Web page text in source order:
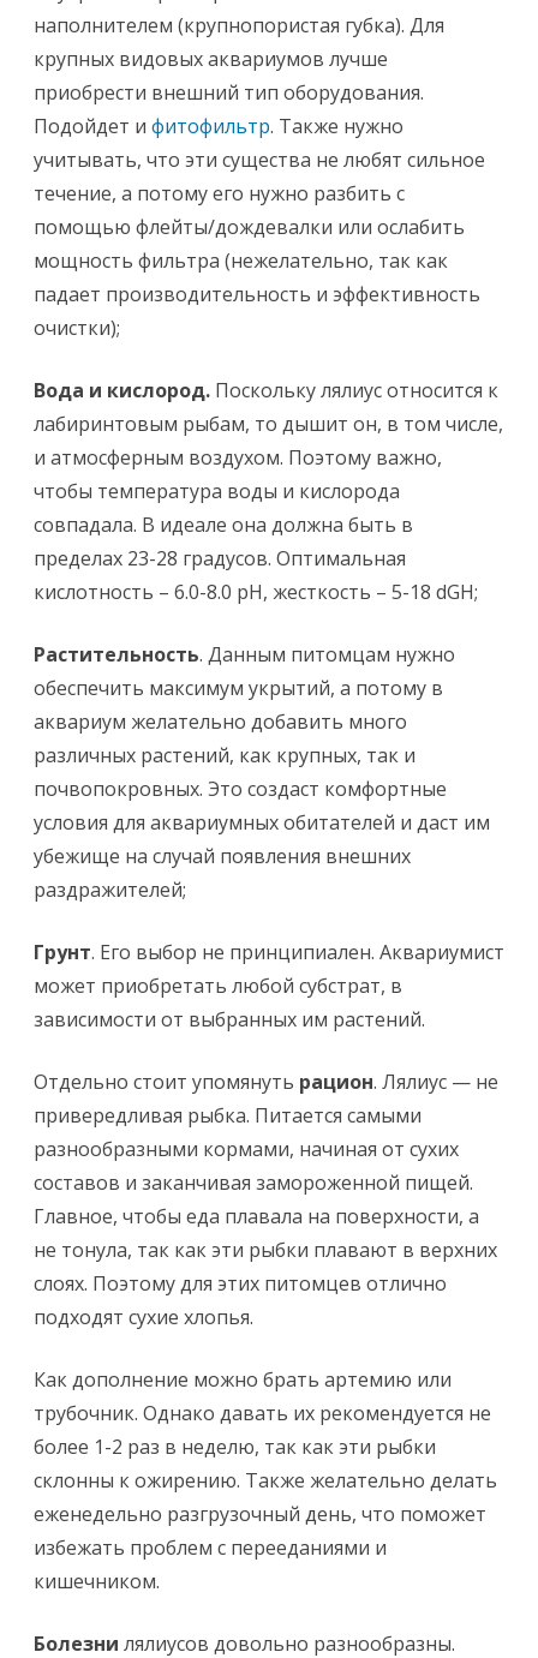
наполнителем (крупнопористая губка). Для
крупных видовых аквариумов лучше
приобрести внешний тип оборудования.
Подойдет и фитофильтр. Также нужно
учитывать, что эти существа не любят сильное
течение, а потому его нужно разбить с
помощью флейты/дождевалки или ослабить
мощность фильтра (нежелательно, так как
падает производительность и эффективность
очистки);
Вода и кислород. Поскольку лялиус относится к
лабиринтовым рыбам, то дышит он, в том числе,
и атмосферным воздухом. Поэтому важно,
чтобы температура воды и кислорода
совпадала. В идеале она должна быть в
пределах 23-28 градусов. Оптимальная
кислотность – 6.0-8.0 pH, жесткость – 5-18 dGH;
Растительность. Данным питомцам нужно
обеспечить максимум укрытий, а потому в
аквариум желательно добавить много
различных растений, как крупных, так и
почвопокровных. Это создаст комфортные
условия для аквариумных обитателей и даст им
убежище на случай появления внешних
раздражителей;
Грунт. Его выбор не принципиален. Аквариумист
может приобретать любой субстрат, в
зависимости от выбранных им растений.
Отдельно стоит упомянуть рацион. Лялиус — не
привередливая рыбка. Питается самыми
разнообразными кормами, начиная от сухих
составов и заканчивая замороженной пищей.
Главное, чтобы еда плавала на поверхности, а
не тонула, так как эти рыбки плавают в верхних
слоях. Поэтому для этих питомцев отлично
подходят сухие хлопья.
Как дополнение можно брать артемию или
трубочник. Однако давать их рекомендуется не
более 1-2 раз в неделю, так как эти рыбки
склонны к ожирению. Также желательно делать
еженедельно разгрузочный день, что поможет
избежать проблем с перееданиями и
кишечником.
Болезни лялиусов довольно разнообразны.